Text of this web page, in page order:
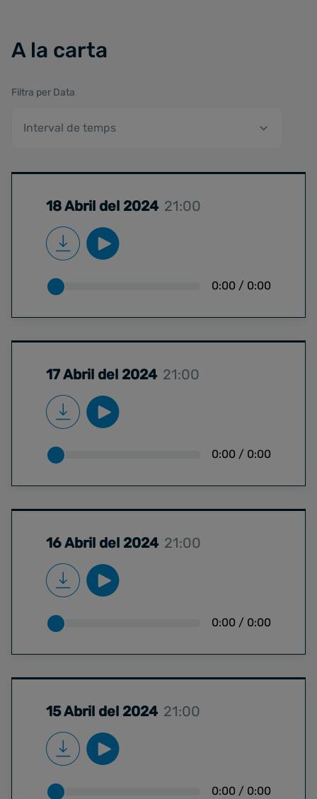
A la carta
18 Abril del 2024 21:00
0:00 / 0:00
17 Abril del 2024 21:00
0:00 / 0:00
16 Abril del 2024 21:00
0:00 / 0:00
15 Abril del 2024 21:00
0:00 / 0:00
Filtra per Data